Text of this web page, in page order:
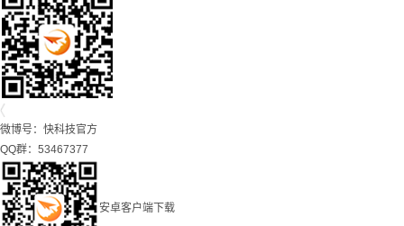
微博号： 快科技官方
QQ群：53467377
安卓客户端下载